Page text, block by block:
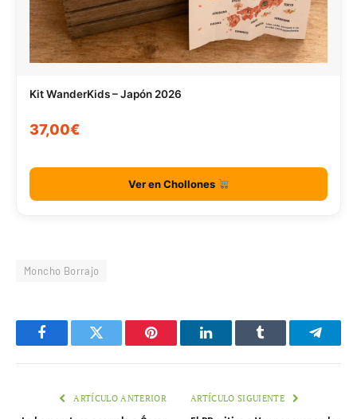
Kit WanderKids – Japón 2026
37,00€
Ver en Chollones
Moncho Borrajo
FacebookTwitter Pinterest LinkedInTumblr
ARTÍCULO ANTERIOR ARTÍCULO SIGUIENTE